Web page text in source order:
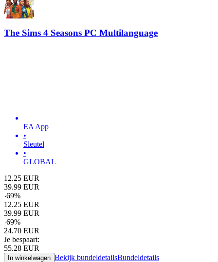
The Sims 4 Seasons PC Multilanguage
EA App
•
Sleutel
•
GLOBAL
12.25 EUR
39.99 EUR
-69%
12.25 EUR
39.99 EUR
-69%
24.70 EUR
Je bespaart:
55.28 EUR
In winkelwagen Bekijk bundeldetailsBundeldetails